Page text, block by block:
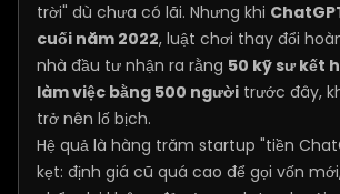
trời" dù chưa có lãi. Nhưng khi
cuối năm 2022, luật chơi thay đổi
nhà đầu tư nhận ra rằng 50 kỹ sư kết
làm việc bằng 500 người trước đây,
trở nên lố bịch.
Hệ quả là hàng trăm startup "tiền
kẹt: định giá cũ quá cao để gọi vốn